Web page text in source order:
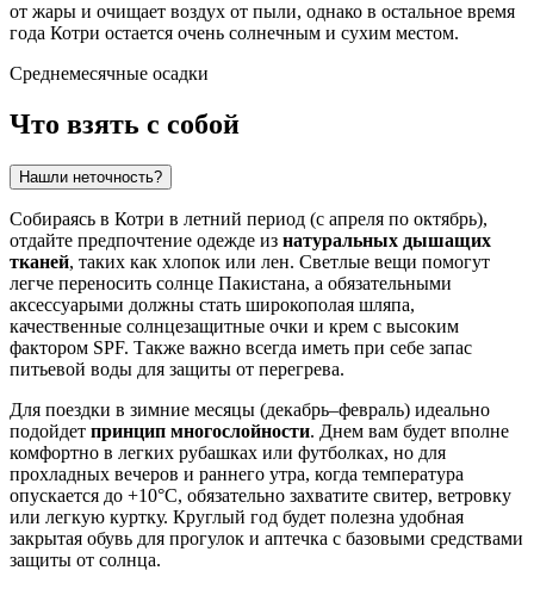
от жары и очищает воздух от пыли, однако в остальное время
года Котри остается очень солнечным и сухим местом.
Среднемесячные осадки
Что взять с собой
Нашли неточность?
Собираясь в Котри в летний период (с апреля по октябрь),
отдайте предпочтение одежде из натуральных дышащих
тканей, таких как хлопок или лен. Светлые вещи помогут
легче переносить солнце Пакистана, а обязательными
аксессуарыми должны стать широкополая шляпа,
качественные солнцезащитные очки и крем с высоким
фактором SPF. Также важно всегда иметь при себе запас
питьевой воды для защиты от перегрева.
Для поездки в зимние месяцы (декабрь–февраль) идеально
подойдет принцип многослойности. Днем вам будет вполне
комфортно в легких рубашках или футболках, но для
прохладных вечеров и раннего утра, когда температура
опускается до +10°C, обязательно захватите свитер, ветровку
или легкую куртку. Круглый год будет полезна удобная
закрытая обувь для прогулок и аптечка с базовыми средствами
защиты от солнца.